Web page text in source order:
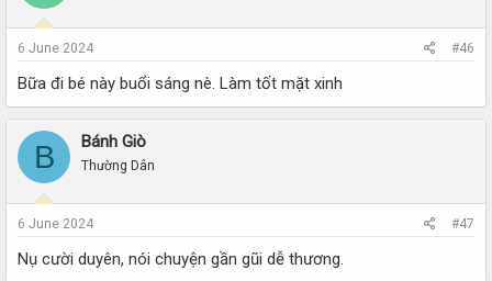
6 June 2024 #46
Bữa đi bé này buổi sáng nè. Làm tốt mặt xinh
B Bánh Giò
Thường Dân
6 June 2024 #47
Nụ cười duyên, nói chuyện gần gũi dễ thương.